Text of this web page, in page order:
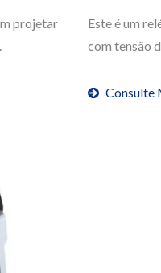
projetar
Este é um
com tensão
Consulte